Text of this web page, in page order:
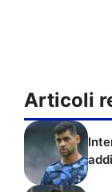
Articoli